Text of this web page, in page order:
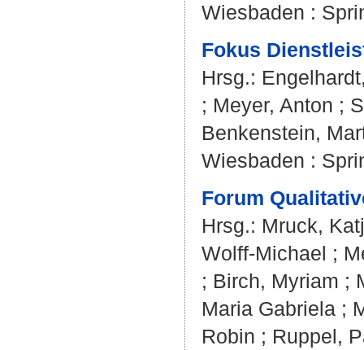
Wiesbaden :
Fokus
Hrsg.:
; Meyer, Anton ;
Benkenstein,
Wiesbaden :
Forum
Hrsg.: Mruck,
Wolff-Michael ;
; Birch, Myriam ;
Maria Gabriela ;
Robin ; Ruppel,